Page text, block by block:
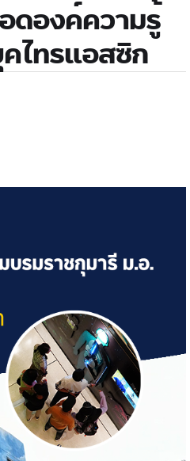
ดองค์ความรู้
ไทรแอสซิก